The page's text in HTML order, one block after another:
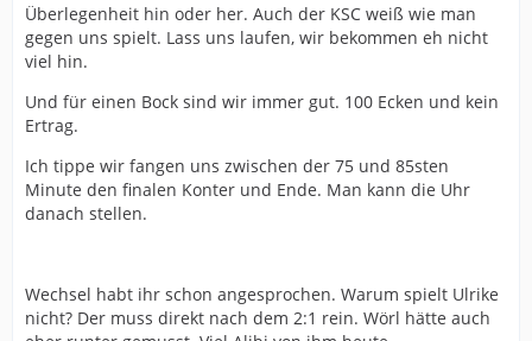
Überlegenheit hin oder her. Auch der KSC weiß wie man
gegen uns spielt. Lass uns laufen, wir bekommen eh nicht
viel hin.
Und für einen Bock sind wir immer gut. 100 Ecken und kein
Ertrag.
Ich tippe wir fangen uns zwischen der 75 und 85sten
Minute den finalen Konter und Ende. Man kann die Uhr
danach stellen.
Wechsel habt ihr schon angesprochen. Warum spielt Ulrike
nicht? Der muss direkt nach dem 2:1 rein. Wörl hätte auch